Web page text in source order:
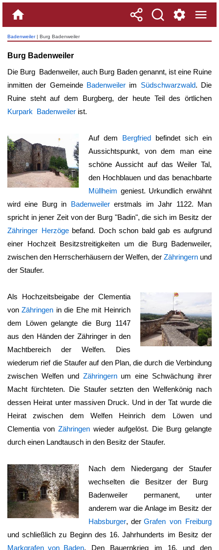
Badenweiler| Burg Badenweiler
Burg Badenweiler
Die Burg Badenweiler, auch Burg Baden genannt, ist eine Ruine
inmitten der Gemeinde Badenweiler im Südschwarzwald. Die
Ruine steht auf dem Burgberg, der heute Teil des örtlichen
Kurpark Badenweiler ist.
Auf dem Bergfried befindet sich ein
Aussichtspunkt, von dem man eine
schöne Aussicht auf das Weiler Tal,
den Hochblauen und das benachbarte
Müllheim geniest. Urkundlich erwähnt
wird eine Burg in Badenweilererstmals im Jahr 1122. Man
spricht in jener Zeit von der Burg "Badin", die sich im Besitz der
Zähringer Herzöge befand. Doch schon bald gab es aufgrund
einer Hochzeit Besitzstreitigkeiten um die Burg Badenweiler,
zwischen den Herrscherhäusern der Welfen, der Zähringern und
der Staufer.
Als Hochzeitsbeigabe der Clementia
vonZähringen in die Ehe mit Heinrich
dem Löwen gelangte die Burg 1147
aus den Händen der Zähringer in den
Machtbereich der Welfen. Dies
wiederum rief die Staufer auf den Plan, die durch die Verbindung
zwischen Welfen und Zähringernum eine Schwächung ihrer
Macht fürchteten. Die Staufer setzten den Welfenkönig nach
dessen Heirat unter massiven Druck. Und in der Tat wurde die
Heirat zwischen dem Welfen Heinrich dem Löwen und
Clementia von Zähringen wieder aufgelöst. Die Burg gelangte
durch einen Landtausch in den Besitz der Staufer.
Nach dem Niedergang der Staufer
wechselten die Besitzer der Burg
Badenweiler permanent, unter
anderem war die Anlage im Besitz der
Habsburger, der Grafen von Freiburg
und schließlich zu Beginn des 16. Jahrhunderts im Besitz der
Markgrafen von Baden. Den Bauernkrieg im 16. und den